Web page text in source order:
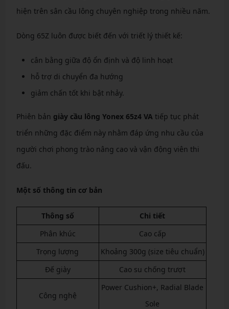
hiện trên sân cầu lông chuyên nghiệp trong nhiều năm.
Dòng 65Z luôn được biết đến với triết lý thiết kế:
cân bằng giữa độ ổn định và độ linh hoạt
hỗ trợ di chuyển đa hướng
giảm chấn tốt khi bật nhảy.
Phiên bản giày cầu lông Yonex 65z4 VA tiếp tục phát
triển những đặc điểm này nhằm đáp ứng nhu cầu của
người chơi phong trào nâng cao và vận động viên thi
đấu.
Một số thông tin cơ bản
Thông số
Chi tiết
Phân khúc
Cao cấp
Trọng lượng
Khoảng 300g (size tiêu chuẩn)
Đế giày
Cao su chống trượt
Công nghệ
Power Cushion+, Radial Blade
Sole